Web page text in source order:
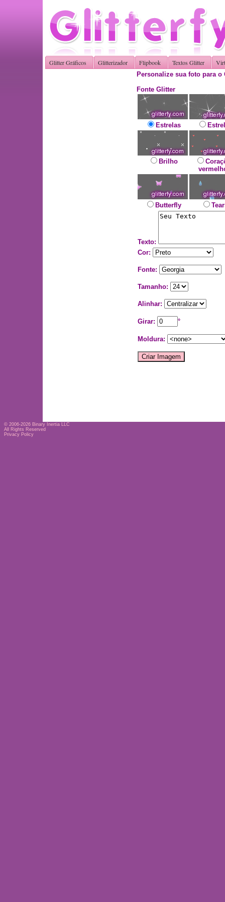
Glitter Gráficos Glitterizador Flipbook Textos Glitter
Personalize sua foto para o
Fonte Glitter
Estrelas
Brilho
Butterfly
Texto:
Cor:
Fonte:
Tamanho:
Alinhar:
Girar: °
Moldura:
© 2006-2026 Binary Inertia LLC
All Rights Reserved
Privacy Policy